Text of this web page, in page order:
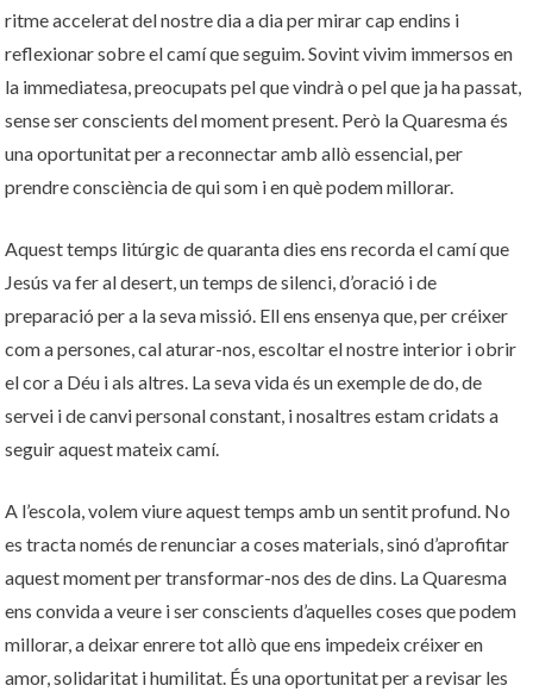
ritme accelerat del nostre dia a dia per mirar cap endins i
reflexionar sobre el camí que seguim. Sovint vivim immersos en
la immediatesa, preocupats pel que vindrà o pel que ja ha passat,
sense ser conscients del moment present. Però la Quaresma és
una oportunitat per a reconnectar amb allò essencial, per
prendre consciència de qui som i en què podem millorar.
Aquest temps litúrgic de quaranta dies ens recorda el camí que
Jesús va fer al desert, un temps de silenci, d’oració i de
preparació per a la seva missió. Ell ens ensenya que, per créixer
com a persones, cal aturar-nos, escoltar el nostre interior i obrir
el cor a Déu i als altres. La seva vida és un exemple de do, de
servei i de canvi personal constant, i nosaltres estam cridats a
seguir aquest mateix camí.
A l’escola, volem viure aquest temps amb un sentit profund. No
es tracta només de renunciar a coses materials, sinó d’aprofitar
aquest moment per transformar-nos des de dins. La Quaresma
ens convida a veure i ser conscients d’aquelles coses que podem
millorar, a deixar enrere tot allò que ens impedeix créixer en
amor, solidaritat i humilitat. És una oportunitat per a revisar les